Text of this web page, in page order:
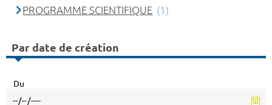
PROGRAMME SCIENTIFIQUE (1)
Par date de création
Du